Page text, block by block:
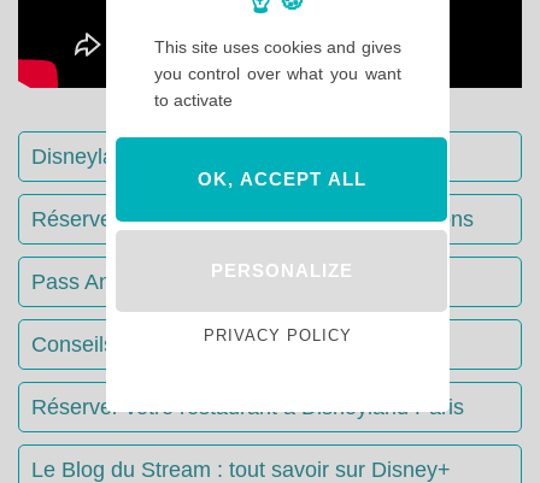
Disneyland Paris : Le guide complet
Réserver votre séjour : toutes les informations
Pass Annuels Disney : informations
Conseils & Astuces Disneyland Paris
Réserver votre restaurant à Disneyland Paris
Le Blog du Stream : tout savoir sur Disney+
This site uses cookies and gives
you control over what you want
to activate
OK, ACCEPT ALL
PERSONALIZE
PRIVACY POLICY